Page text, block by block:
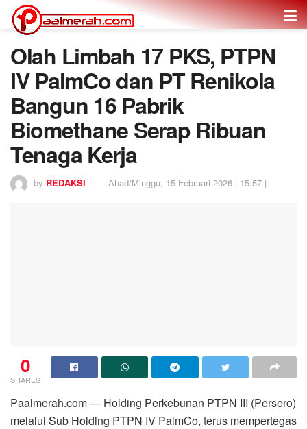
Olah Limbah 17 PKS, PTPN
IV PalmCo dan PT Renikola
Bangun 16 Pabrik
Biomethane Serap Ribuan
Tenaga Kerja
by REDAKSI Ahad/Minggu, 15 Februari 2026 | 15:57 |
0
SHARES
Paalmerah.com — Holding Perkebunan PTPN III (Persero)
melalui Sub Holding PTPN IV PalmCo, terus mempertegas